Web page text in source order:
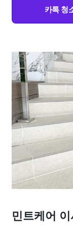
카톡 청
민트케어